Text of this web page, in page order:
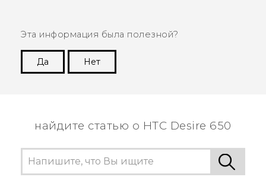
Эта информация была полезной?
Да
Нет
найдите статью о HTC Desire 650